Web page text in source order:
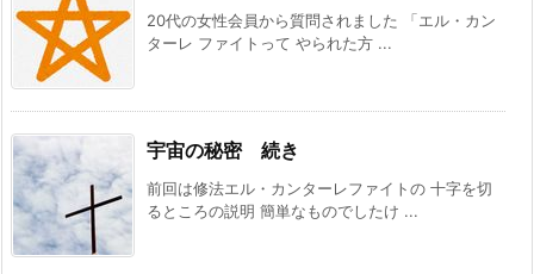
20代の女性会員から質問されました 「エル・カン
ターレ ファイトって やられた方 ...
宇宙の秘密 続き
前回は修法エル・カンターレファイトの 十字を切
るところの説明 簡単なものでしたけ ...